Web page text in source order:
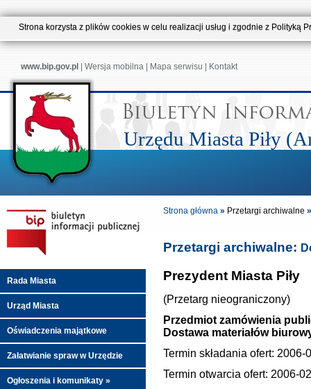
Strona korzysta z plików cookies w celu realizacji usług i zgodnie z
www.bip.gov.pl Wersja mobilna Mapa serwisu Kontakt
Urzędu Miasta Piły
Rada Miasta
Urząd Miasta
Oświadczenia majątkowe
Załatwianie spraw w Urzędzie
Ogłoszenia i komunikaty »
Strona główna » Przetargi archiwalne »
Przetargi archiwalne:
Prezydent Miasta Piły
(Przetarg nieograniczony)
Przedmiot zamówienia
Dostawa materiałów
Termin składania ofert: 2006-
Termin otwarcia ofert: 2006-